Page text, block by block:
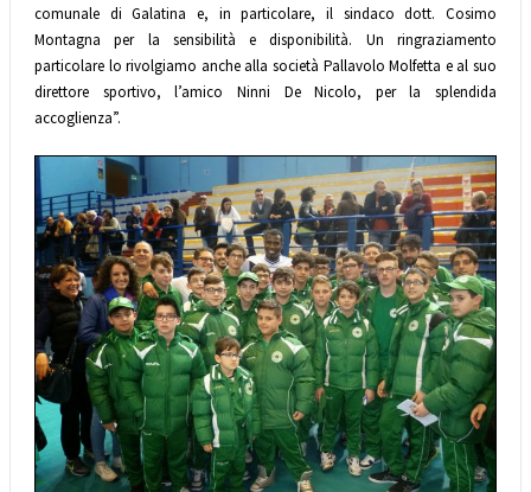
comunale di Galatina e, in particolare, il sindaco dott. Cosimo
Montagna per la sensibilità e disponibilità. Un ringraziamento
particolare lo rivolgiamo anche alla società Pallavolo Molfetta e al suo
direttore sportivo, l’amico Ninni De Nicolo, per la splendida
accoglienza”.